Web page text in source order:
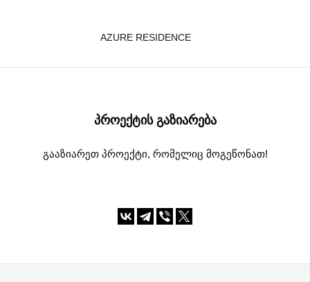
AZURE RESIDENCE
ᲞᲠᲝᲔᲥᲢᲘᲡ ᲒᲐᲖᲘᲐᲠᲔᲑᲐ
გააზიარეთ პროექტი, რომელიც მოგეწონათ!